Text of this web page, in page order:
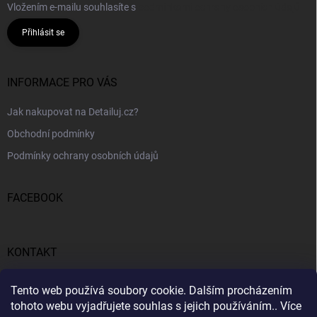
Tento web používá soubory cookie. Dalším procházením
tohoto webu vyjadřujete souhlas s jejich používáním.. Více
Vložením e-mailu souhlasíte s
Přihlásit se
INFORMACE PRO VÁS
Jak nakupovat na Detailuj.cz?
Obchodní podmínky
Podmínky ochrany osobních údajů
FACEBOOK
KONTAKT
gunar detailuj.cz
770192683